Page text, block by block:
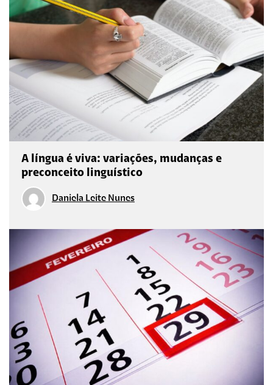
A língua é viva: variações, mudanças e
preconceito linguístico
Daniela Leite Nunes